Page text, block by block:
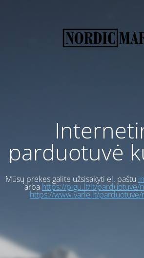
parduotuvė
Mūsų prekes galite užsisakyti el. paštu
arba https://pigu.lt/lt/parduotuve/
https://www.varle.lt/